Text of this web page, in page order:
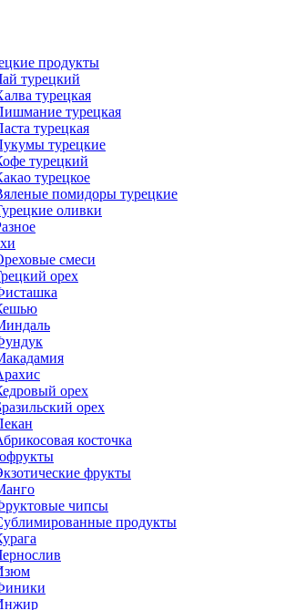
продукты
турецкий
турецкая
турецкая
турецкая
турецкие
турецкий
турецкое
помидоры турецкие
оливки
смеси
орех
орех
орех
косточка
фрукты
чипсы
продукты